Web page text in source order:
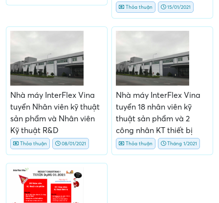
Thỏa thuận 15/01/2021
Nhà máy InterFlex Vina
tuyển Nhân viên kỹ thuật
sản phẩm và Nhân viên
Kỹ thuật R&D
Thỏa thuận 08/01/2021
Nhà máy InterFlex Vina
tuyển 18 nhân viên kỹ
thuật sản phẩm và 2
công nhân KT thiết bị
Thỏa thuận Tháng 1/2021